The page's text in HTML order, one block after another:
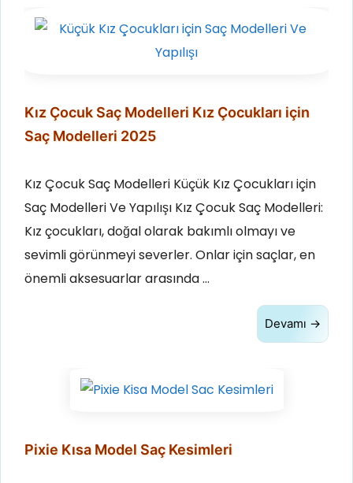
Kız Çocuk Saç Modelleri Kız Çocukları için
Saç Modelleri 2025
Kız Çocuk Saç Modelleri Küçük Kız Çocukları için
Saç Modelleri Ve Yapılışı Kız Çocuk Saç Modelleri:
Kız çocukları, doğal olarak bakımlı olmayı ve
sevimli görünmeyi severler. Onlar için saçlar, en
önemli aksesuarlar arasında …
Devamı →
Pixie Kısa Model Saç Kesimleri